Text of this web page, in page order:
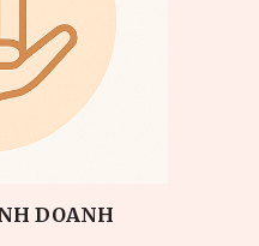
DOANH